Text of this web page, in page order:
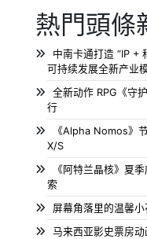
熱門頭條
中南卡通打造 “IP +
可持续发展全新产业
全新动作 RPG《守
行
《Alpha Nomos》
X/S
《阿特兰晶核》夏
索
屏幕角落里的温馨
马来西亚影史票房